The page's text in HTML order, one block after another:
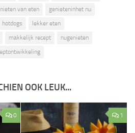
van eten
genieteninhet nu
hotdogs
lekker eten
makkelijk recept
nugenieten
OOK LEUK...
0 1